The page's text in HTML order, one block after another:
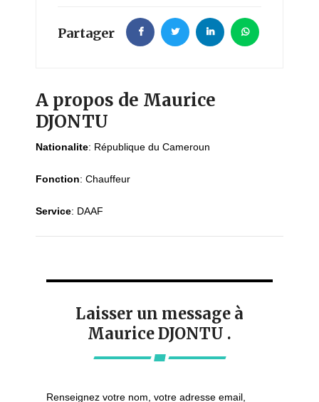
Partager
A propos de Maurice
DJONTU
Nationalite: République du Cameroun
Fonction: Chauffeur
Service: DAAF
Laisser un message à
Maurice DJONTU .
Renseignez votre nom, votre adresse email,